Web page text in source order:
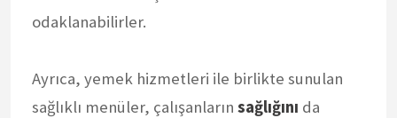
odaklanabilirler.
Ayrıca, yemek hizmetleri ile birlikte sunulan
sağlıklı menüler, çalışanların sağlığını da